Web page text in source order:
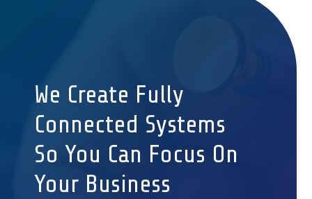
We Create Fully
Connected Systems
So You Can Focus On
Your Business